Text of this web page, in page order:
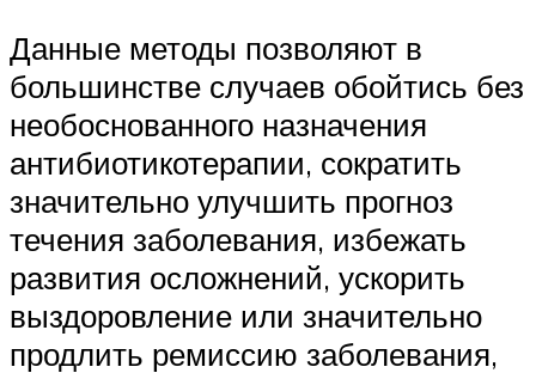
Данные методы позволяют в
большинстве случаев обойтись без
необоснованного назначения
антибиотикотерапии, сократить
значительно улучшить прогноз
течения заболевания, избежать
развития осложнений, ускорить
выздоровление или значительно
продлить ремиссию заболевания,